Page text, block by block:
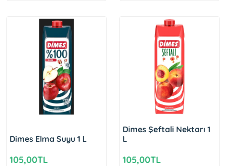
Dimes Elma Suyu 1 L
105,00TL
Dimes Şeftali Nektarı 1
L
105,00TL